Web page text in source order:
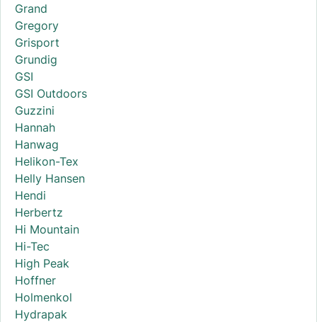
Grand
Gregory
Grisport
Grundig
GSI
GSI Outdoors
Guzzini
Hannah
Hanwag
Helikon-Tex
Helly Hansen
Hendi
Herbertz
Hi Mountain
Hi-Tec
High Peak
Hoffner
Holmenkol
Hydrapak